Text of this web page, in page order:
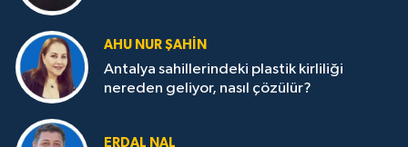
AHU NUR ŞAHIN
Antalya sahillerindeki plastik kirliliği
nereden geliyor, nasıl çözülür?
ERDAL NAL